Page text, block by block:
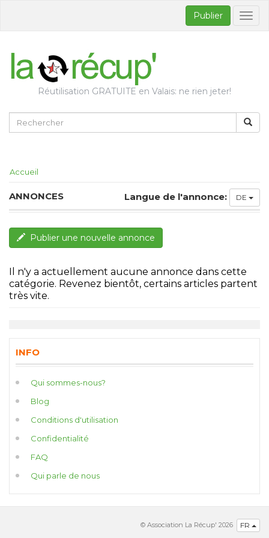
Publier
Réutilisation GRATUITE en Valais: ne rien jeter!
Accueil
ANNONCES Langue de l'annonce: DE
Publier une nouvelle annonce
Il n'y a actuellement aucune annonce dans cette
catégorie. Revenez bientôt, certains articles partent
très vite.
INFO
Qui sommes-nous?
Blog
Conditions d'utilisation
Confidentialité
FAQ
Qui parle de nous
FR
© Association La Récup' 2026